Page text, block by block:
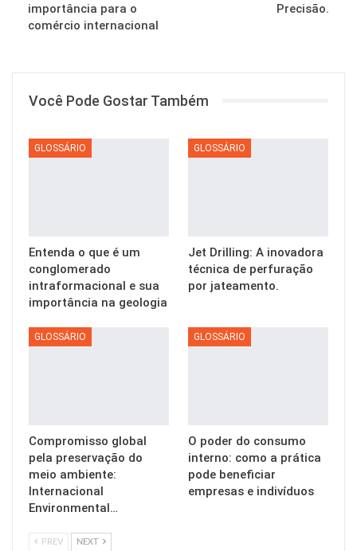
importância para o
comércio internacional
Precisão.
Você Pode Gostar Também
GLOSSÁRIO
Entenda o que é um
conglomerado
intraformacional e sua
importância na geologia
GLOSSÁRIO
Jet Drilling: A inovadora
técnica de perfuração
por jateamento.
GLOSSÁRIO
Compromisso global
pela preservação do
meio ambiente:
Internacional
Environmental…
GLOSSÁRIO
O poder do consumo
interno: como a prática
pode beneficiar
empresas e indivíduos
PREV NEXT